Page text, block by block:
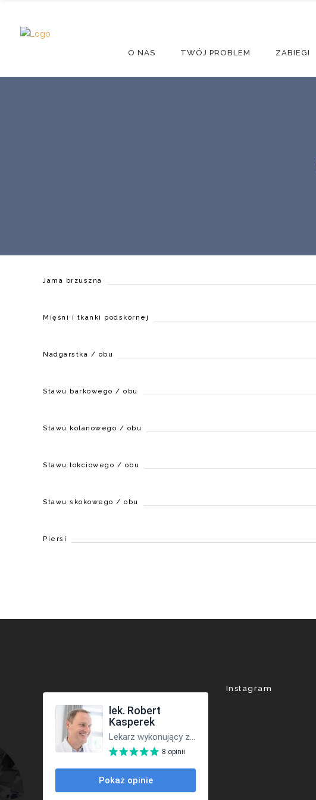
O NAS TWÓJ PROBLEM ZABIEGI
Jama brzuszna
Mięśni i tkanki podskórnej
Nadgarstka / obu
Stawu barkowego / obu
Stawu kolanowego / obu
Stawu łokciowego / obu
Stawu skokowego / obu
Piersi
Instagram